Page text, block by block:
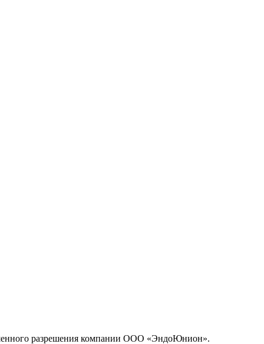
разрешения компании ООО «ЭндоЮнион».